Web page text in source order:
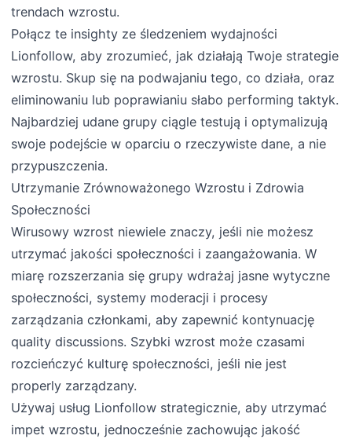
trendach wzrostu.
Połącz te insighty ze śledzeniem wydajności
Lionfollow, aby zrozumieć, jak działają Twoje strategie
wzrostu. Skup się na podwajaniu tego, co działa, oraz
eliminowaniu lub poprawianiu słabo performing taktyk.
Najbardziej udane grupy ciągle testują i optymalizują
swoje podejście w oparciu o rzeczywiste dane, a nie
przypuszczenia.
Utrzymanie Zrównoważonego Wzrostu i Zdrowia
Społeczności
Wirusowy wzrost niewiele znaczy, jeśli nie możesz
utrzymać jakości społeczności i zaangażowania. W
miarę rozszerzania się grupy wdrażaj jasne wytyczne
społeczności, systemy moderacji i procesy
zarządzania członkami, aby zapewnić kontynuację
quality discussions. Szybki wzrost może czasami
rozcieńczyć kulturę społeczności, jeśli nie jest
properly zarządzany.
Używaj usług Lionfollow strategicznie, aby utrzymać
impet wzrostu, jednocześnie zachowując jakość